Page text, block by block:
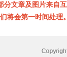
文章及图片来自
将会第一时间处